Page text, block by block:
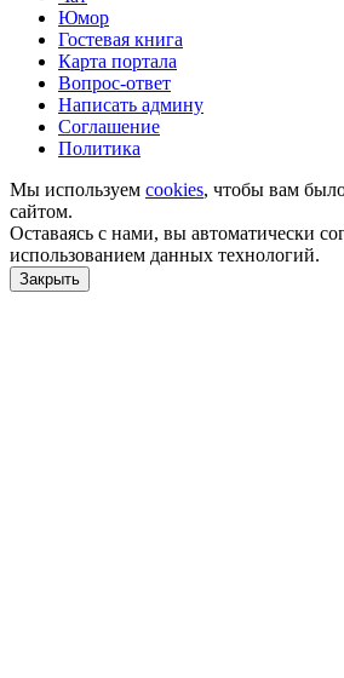
Юмор
Гостевая книга
Карта портала
Вопрос-ответ
Написать админу
Соглашение
Политика
Мы используем cookies, чтобы вам
сайтом.
Оставаясь с нами, вы автоматически
использованием данных технологий.